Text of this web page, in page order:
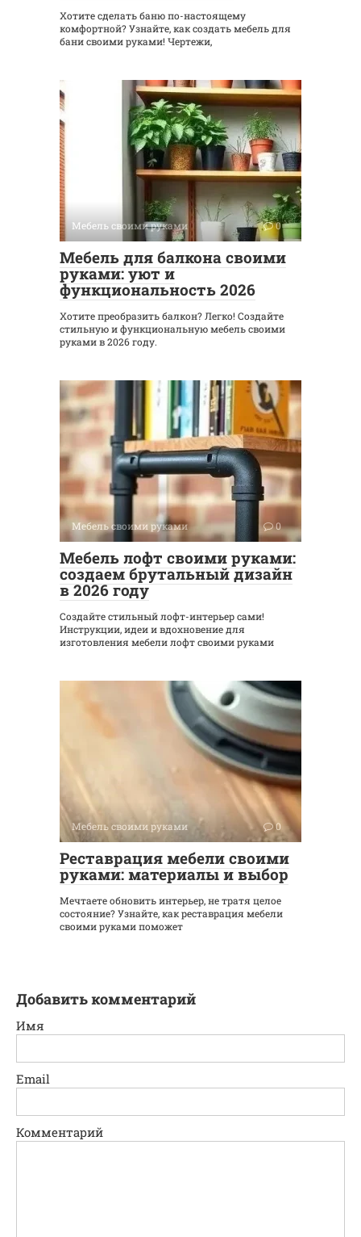
Хотите сделать баню по-настоящему
комфортной? Узнайте, как создать мебель для
бани своими руками! Чертежи,
Мебель своими руками 0
Мебель для балкона своими
руками: уют и
функциональность 2026
Хотите преобразить балкон? Легко! Создайте
стильную и функциональную мебель своими
руками в 2026 году.
Мебель своими руками 0
Мебель лофт своими руками:
создаем брутальный дизайн
в 2026 году
Создайте стильный лофт-интерьер сами!
Инструкции, идеи и вдохновение для
изготовления мебели лофт своими руками
Мебель своими руками 0
Реставрация мебели своими
руками: материалы и выбор
Мечтаете обновить интерьер, не тратя целое
состояние? Узнайте, как реставрация мебели
своими руками поможет
Добавить комментарий
Имя
Email
Комментарий